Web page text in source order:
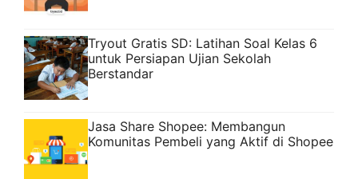
Tryout Gratis SD: Latihan Soal Kelas 6
untuk Persiapan Ujian Sekolah
Berstandar
Jasa Share Shopee: Membangun
Komunitas Pembeli yang Aktif di Shopee